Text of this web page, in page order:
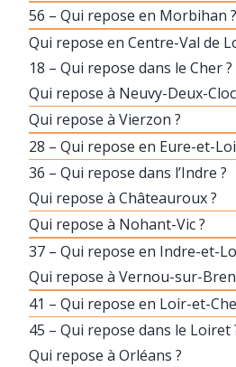
56 – Qui repose en Morbihan ?
Qui repose en Centre-Val de
18 – Qui repose dans le Cher ?
Qui repose à Neuvy-Deux-
Qui repose à Vierzon ?
28 – Qui repose en Eure-et-
36 – Qui repose dans l’Indre ?
Qui repose à Châteauroux ?
Qui repose à Nohant-Vic ?
37 – Qui repose en Indre-et-
Qui repose à Vernou-sur-
41 – Qui repose en Loir-et-
45 – Qui repose dans le Loiret
Qui repose à Orléans ?